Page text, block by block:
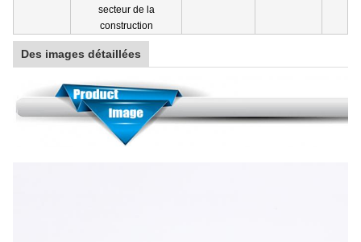
secteur de la
construction
Des images détaillées